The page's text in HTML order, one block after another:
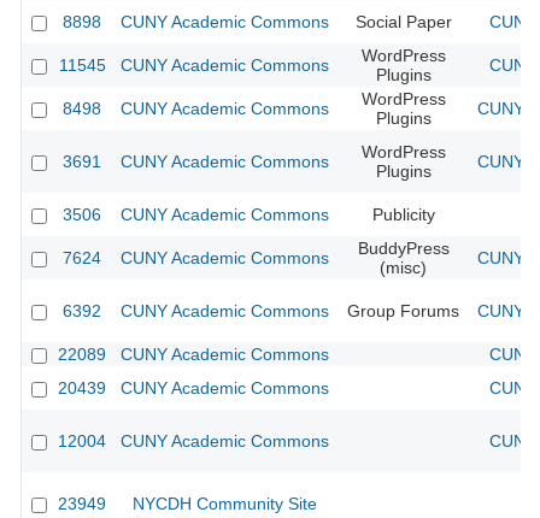
8898
CUNY Academic Commons Social Paper
11545 CUNY Academic Commons
WordPress
Plugins
8498 CUNY Academic Commons
WordPress
Plugins
CUNY
3691 CUNY Academic Commons
WordPress
Plugins
CUNY
3506 CUNY Academic Commons Publicity
7624 CUNY Academic Commons
BuddyPress
(misc)
CUNY
6392 CUNY Academic Commons Group Forums CUNY
22089 CUNY Academic Commons
20439
CUNY Academic Commons
12004 CUNY Academic Commons
23949 NYCDH Community Site